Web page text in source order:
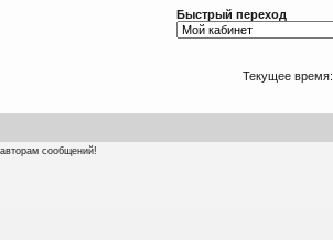
Быстрый переход
Текущее время:
сообщений!
2009-2024